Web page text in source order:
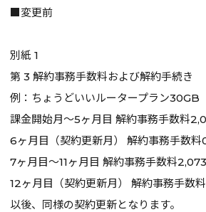
■変更前
別紙 1
第 3 解約事務手数料および解約手続き
例：ちょうどいいルータープラン30GB
課金開始月～5ヶ月目 解約事務手数料
6ヶ月目（契約更新月） 解約事務手数料
7ヶ月目～11ヶ月目 解約事務手数料
12ヶ月目（契約更新月） 解約事務手数
以後、同様の契約更新となります。